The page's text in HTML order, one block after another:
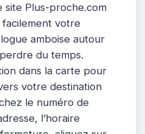
site Plus-proche.com
votre
amboise autour
du temps.
dans la carte pour
votre destination
le numéro de
l’horaire